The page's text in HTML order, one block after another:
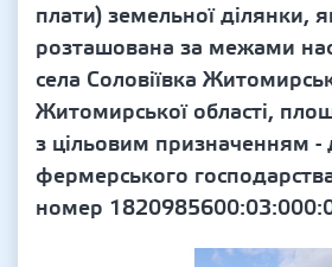
плати) земельної ділянки,
розташована за межами
села Соловіївка
Житомирської області,
з цільовим призначенням -
фермерського
номер